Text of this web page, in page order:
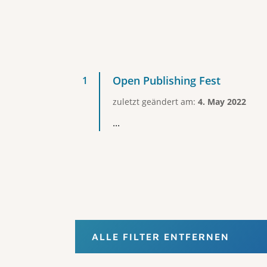
Open Publishing Fest
zuletzt geändert am: 4. May 2022
...
ALLE FILTER ENTFERNEN